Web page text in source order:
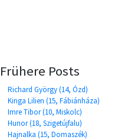
Frühere Posts
Richard György (14, Ózd)
Kinga Lilien (15, Fábiánháza)
Imre Tibor (10, Miskolc)
Hunor (18, Szigetújfalu)
Hajnalka (15, Domaszék)